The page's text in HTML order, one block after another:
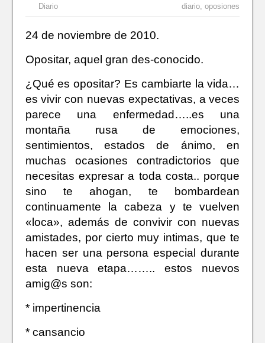
Diario diario,oposiones
24 de noviembre de 2010.
Opositar, aquel gran des-conocido.
¿Qué es opositar? Es cambiarte la vida…
es vivir con nuevas expectativas, a veces
parece una enfermedad…..es una
montaña rusa de emociones,
sentimientos, estados de ánimo, en
muchas ocasiones contradictorios que
necesitas expresar a toda costa.. porque
sino te ahogan, te bombardean
continuamente la cabeza y te vuelven
«loca», además de convivir con nuevas
amistades, por cierto muy intimas, que te
hacen ser una persona especial durante
esta nueva etapa…….. estos nuevos
amig@s son:
* impertinencia
* cansancio